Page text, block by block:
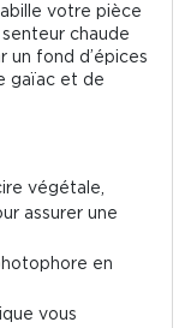
votre pièce
chaude
fond d’épices
gaïac et de
végétale,
assurer une
en
vous